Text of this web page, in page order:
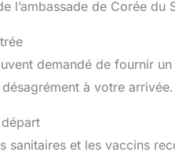
l’ambassade de Corée du
demandé de fournir
à votre arrivée.
sanitaires et les vaccins